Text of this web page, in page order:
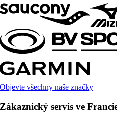
Objevte všechny naše značky
Zákaznický servis ve